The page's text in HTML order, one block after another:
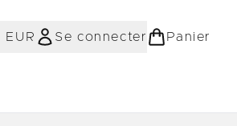
EUR Se connecter Panier